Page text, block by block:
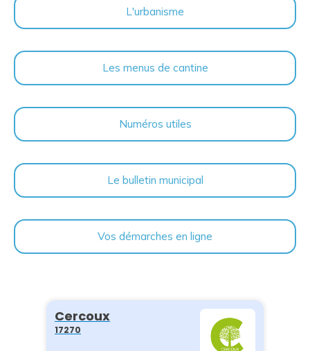
L'urbanisme
Les menus de cantine
Numéros utiles
Le bulletin municipal
Vos démarches en ligne